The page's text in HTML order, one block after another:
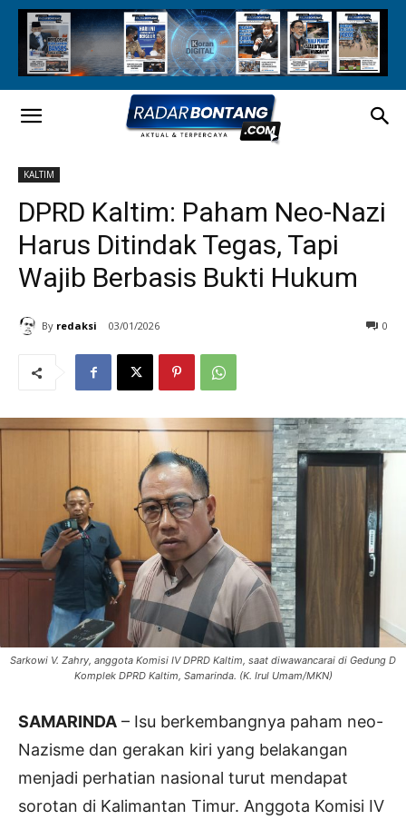
KALTIM
DPRD Kaltim: Paham Neo-Nazi
Harus Ditindak Tegas, Tapi
Wajib Berbasis Bukti Hukum
By redaksi 03/01/2026 0
Sarkowi V. Zahry, anggota Komisi IV DPRD Kaltim, saat diwawancarai di Gedung D
Komplek DPRD Kaltim, Samarinda. (K. Irul Umam/MKN)
SAMARINDA – Isu berkembangnya paham neo-
Nazisme dan gerakan kiri yang belakangan
menjadi perhatian nasional turut mendapat
sorotan di Kalimantan Timur. Anggota Komisi IV